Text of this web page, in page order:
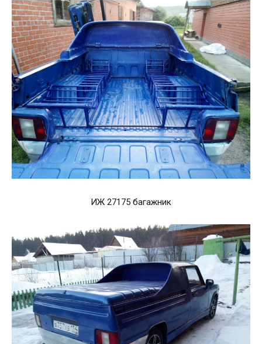
ИЖ 27175 багажник